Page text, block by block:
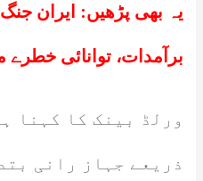
یہ بھی پڑھیں: ایران
برآمدات، توانائی خطرے
ورلڈ بینک کا کہنا
ذریعے جہاز رانی